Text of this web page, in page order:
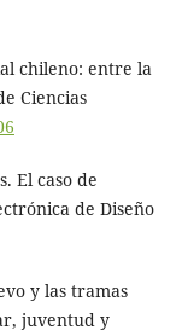
chileno: entre la
Ciencias
El caso de
de Diseño
y las tramas
juventud y